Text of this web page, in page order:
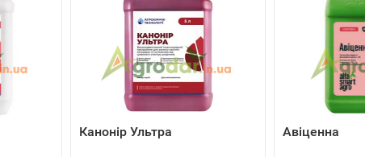
Канонір Ультра Авіценна